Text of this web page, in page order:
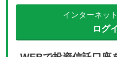
インターネッ
ログ